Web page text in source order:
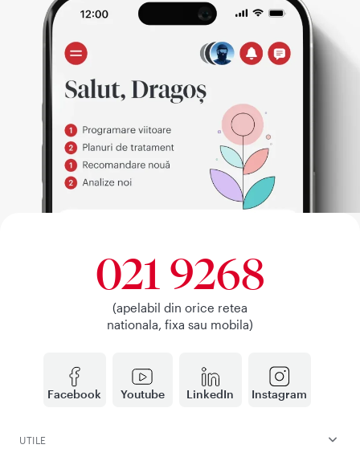
Facebook Youtube LinkedIn Instagram
021 9268
(apelabil din orice retea
nationala, fixa sau mobila)
UTILE